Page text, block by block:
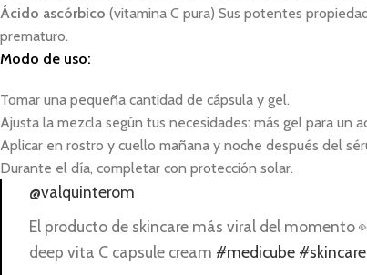
Ácido ascórbico (vitamina C pura) Sus potentes
prematuro.
Modo de uso:
Tomar una pequeña cantidad de cápsula y gel.
Ajusta la mezcla según tus necesidades: más gel para un
Aplicar en rostro y cuello mañana y noche después del
Durante el día, completar con protección solar.
@valquinterom
El producto de skincare más viral del momento
deep vita C capsule cream #medicube